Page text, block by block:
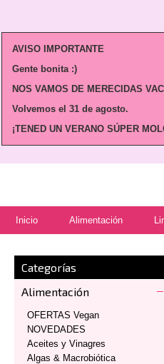
AVISO IMPORTANTE
Gente bonita :)
NOS VAMOS DE MERECIDAS
Volvemos el 31 de agosto.
¡TENED UN VERANO SÚPER
Inicio Alimentación
Categorías
Alimentación
OFERTAS Vegan
NOVEDADES
Aceites y Vinagres
Algas & Macrobiótica